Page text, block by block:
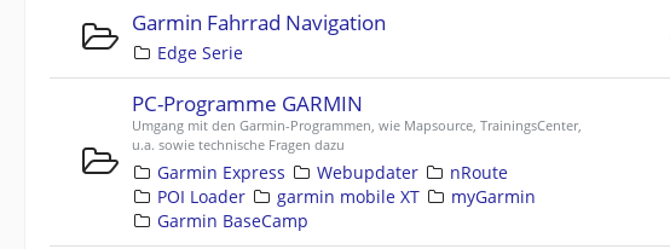
Garmin Fahrrad Navigation
Edge Serie
PC-Programme GARMIN
Umgang mit den Garmin-Programmen, wie Mapsource, TrainingsCenter,
u.a. sowie technische Fragen dazu
Garmin Express Webupdater
nRoute
POI Loader
garmin mobile XT
myGarmin
Garmin BaseCamp